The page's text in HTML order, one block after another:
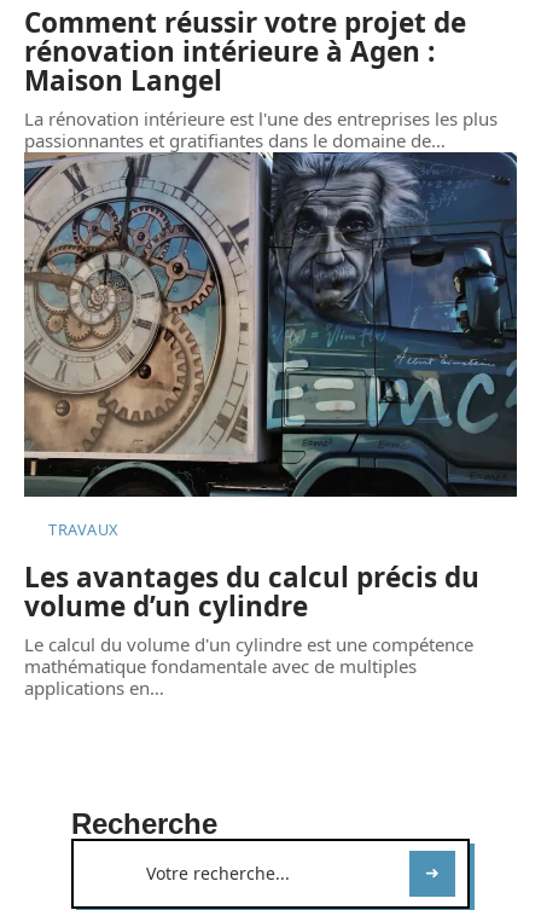
Comment réussir votre projet de
rénovation intérieure à Agen :
Maison Langel
La rénovation intérieure est l'une des entreprises les plus
passionnantes et gratifiantes dans le domaine de…
TRAVAUX
Les avantages du calcul précis du
volume d’un cylindre
Le calcul du volume d'un cylindre est une compétence
mathématique fondamentale avec de multiples
applications en…
Recherche